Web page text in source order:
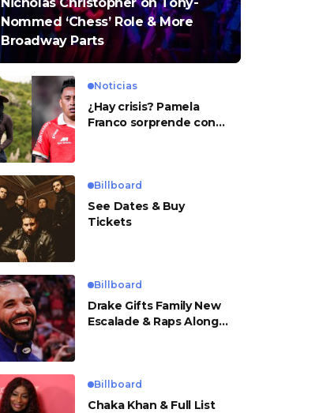
Nommed ‘Chess’ Role & More
Broadway Parts
Noticias
¿Hay crisis? Pamela
Franco sorprende con
Billboard
See Dates & Buy
Tickets
Billboard
Drake Gifts Family New
Escalade & Raps Along
Billboard
Chaka Khan & Full List